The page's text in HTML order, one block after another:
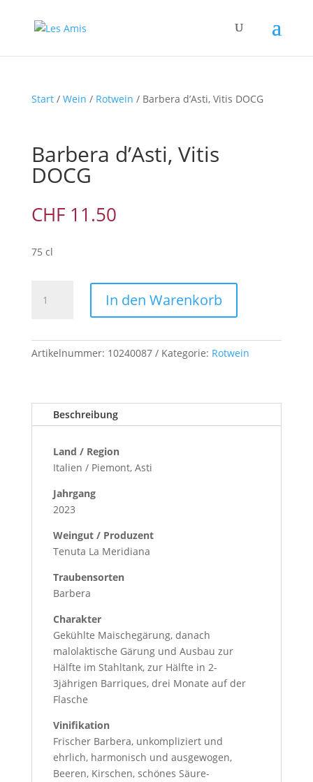
Start/ Wein / Rotwein / Barbera d’Asti, Vitis DOCG
Barbera d’Asti, Vitis
DOCG
CHF11.50
75 cl
d’Asti,
Menge
In den Warenkorb
Artikelnummer: 10240087 Kategorie: Rotwein
Beschreibung
Land / Region
Italien / Piemont, Asti
Jahrgang
2023
Weingut / Produzent
Tenuta La Meridiana
Traubensorten
Barbera
Charakter
Gekühlte Maischegärung, danach
malolaktische Gärung und Ausbau zur
Hälfte im Stahltank, zur Hälfte in 2-
3jährigen Barriques, drei Monate auf der
Flasche
Vinifikation
Frischer Barbera, unkompliziert und
ehrlich, harmonisch und ausgewogen,
Beeren, Kirschen, schönes Säure-